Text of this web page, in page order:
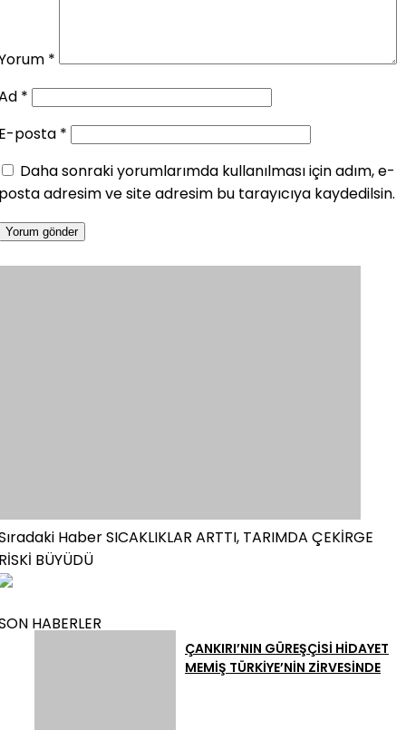
*
*
posta *
Daha sonraki yorumlarımda kullanılması için adım, e-
adresim ve site adresim bu tarayıcıya kaydedilsin.
HaberSICAKLIKLAR ARTTI, TARIMDA ÇEKİRGE
BÜYÜDÜ
HABERLER
ÇANKIRI’NIN GÜREŞÇİSİ HİDAYET
MEMİŞ TÜRKİYE’NİN ZİRVESİNDE